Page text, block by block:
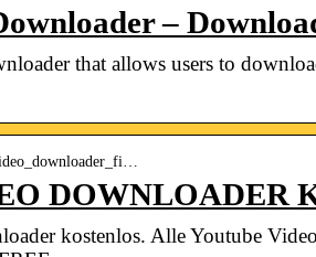
–
that allows users to
DOWNLOADER
kostenlos. Alle Youtube